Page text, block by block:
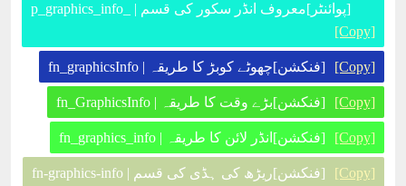
[پوائنٹر]معروف انڈر سکور کی قسم | _p_graphics_info
[Copy]
[فنکشن]چھوٹے کوبڑ کا طریقہ | fn_graphicsInfo [Copy]
[فنکشن]بڑے وقت کا طریقہ | fn_GraphicsInfo [Copy]
[فنکشن]انڈر لائن کا طریقہ | fn_graphics_info [Copy]
[فنکشن]ریڑھ کی ہڈی کی قسم | fn-graphics-info [Copy]